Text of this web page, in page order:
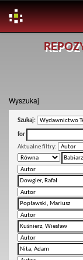
Wyszukaj
Szukaj:
for
Aktualne filtry: